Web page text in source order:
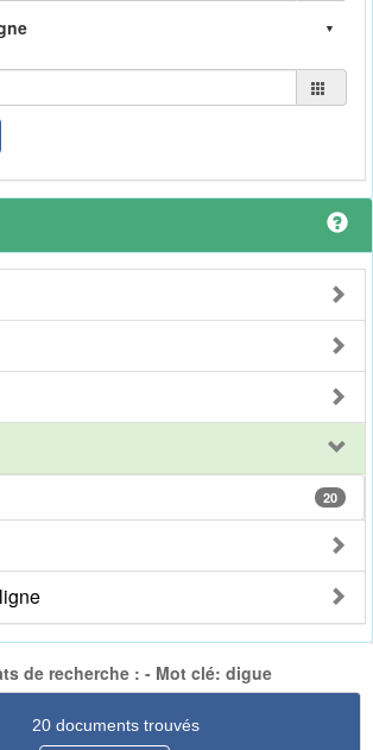
20
de recherche : - Mot clé: digue
20 documents trouvés